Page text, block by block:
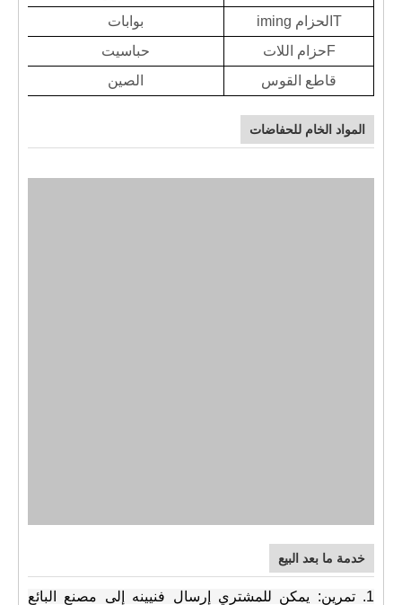
T الحزام iming
بوابات
Fحزام اللات
حباسيت
قاطع القوس
الصين
المواد الخام للحفاضات
خدمة ما بعد البيع
1. تمرين: يمكن للمشتري إرسال فنيينه إلى مصنع البائع